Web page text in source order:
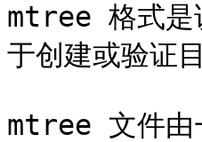
mtree 格式是
于创建或验证
mtree 文件由